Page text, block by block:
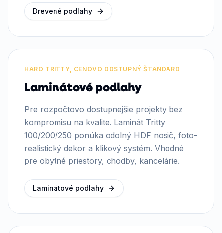
Drevené podlahy
HARO TRITTY, CENOVO DOSTUPNÝ ŠTANDARD
Laminátové podlahy
Pre rozpočtovo dostupnejšie projekty bez
kompromisu na kvalite. Laminát Tritty
100/200/250 ponúka odolný HDF nosič, foto-
realistický dekor a klikový systém. Vhodné
pre obytné priestory, chodby, kancelárie.
Laminátové podlahy